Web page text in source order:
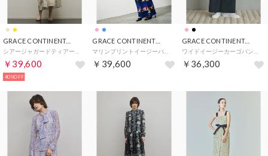
GRACE CONTINENTAL
￥39,600
40%OFF
GRACE CONTINENTAL
￥39,600
GRACE CONTINENTAL
￥36,300